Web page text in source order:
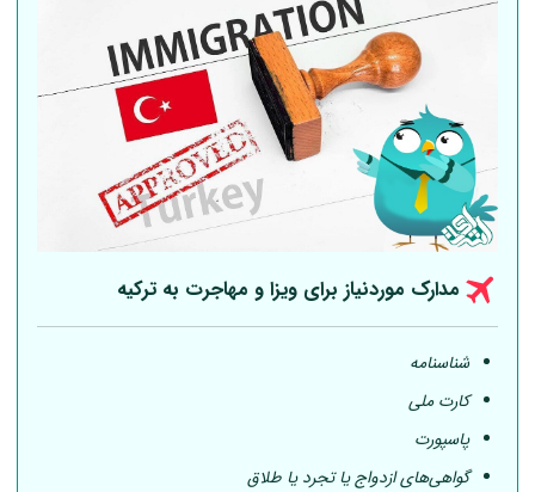
مدارک موردنیاز برای ویزا و مهاجرت به ترکیه
شناسنامه
کارت ملی
پاسپورت
گواهی‌های ازدواج یا تجرد یا طلاق